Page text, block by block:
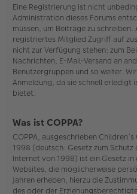
Eine Registrierung ist nicht
Administration dieses Forums
müssen, um Beiträge zu schreiben.
registriertes Mitglied Zugriff auf
nicht zur Verfügung stehen: zum
Nachrichten, E-Mail-Versand an
Benutzergruppen und so weiter.
Anmeldung, da sie schnell erledigt
bietet.
Was ist COPPA?
COPPA, ausgeschrieben
1998 (deutsch: Gesetz zum
Internet von 1998) ist ein Gesetz
Websites, die möglicherweise
Jahren erheben, hierzu die
des oder der